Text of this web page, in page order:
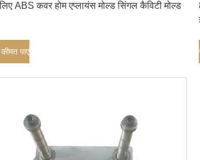
ABS कवर होम एप्लायंस मोल्ड सिंगल कैविटी मोल्ड
पाएं